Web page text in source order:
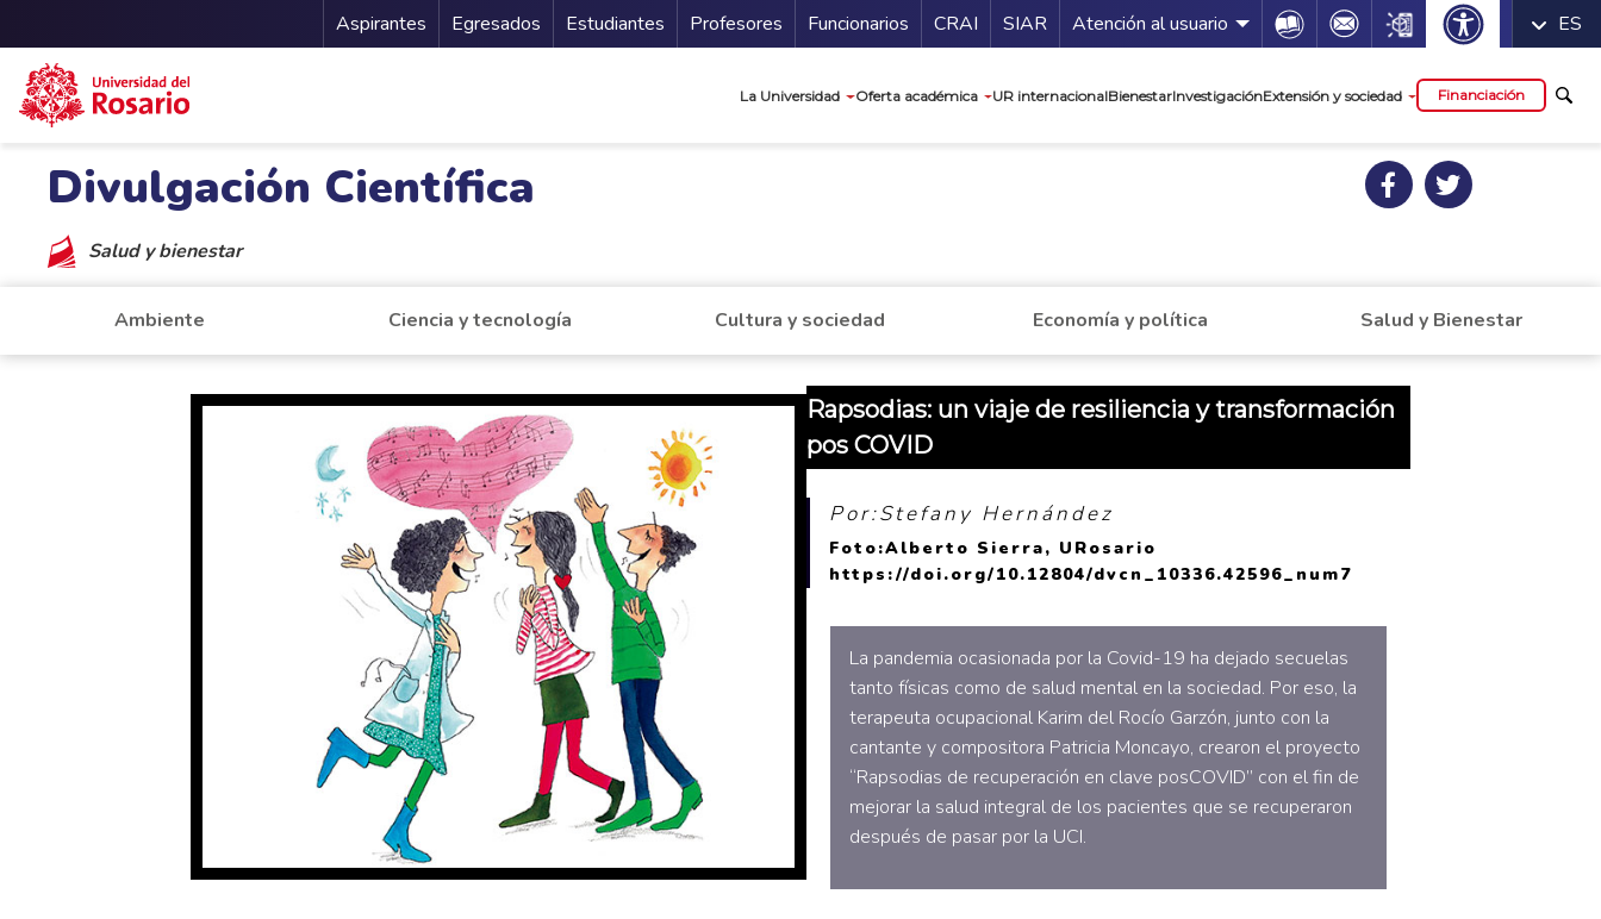
Menu Secundario
Aspirantes Egresados Estudiantes Profesores Funcionarios Guía de servicios
CRAI SIAR Atención al usuario Icon Icon Icon ES
La Universidad Oferta académica UR internacionalBienestarInvestigaciónExtensión y sociedad Financiación
Divulgación Científica
Salud y bienestar
Ambiente Ciencia y tecnología Cultura y sociedad Economía y política Salud y Bienestar
Rapsodias: un viaje de resiliencia y transformación
pos COVID
Por:Stefany Hernández
Foto:Alberto Sierra, URosario
https://doi.org/10.12804/dvcn_10336.42596_num7
La pandemia ocasionada por la Covid-19 ha dejado secuelas
tanto físicas como de salud mental en la sociedad. Por eso, la
terapeuta ocupacional Karim del Rocío Garzón, junto con la
cantante y compositora Patricia Moncayo, crearon el proyecto
“Rapsodias de recuperación en clave posCOVID” con el fin de
mejorar la salud integral de los pacientes que se recuperaron
después de pasar por la UCI.